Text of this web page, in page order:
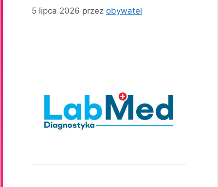
5 lipca 2026 przez obywatel